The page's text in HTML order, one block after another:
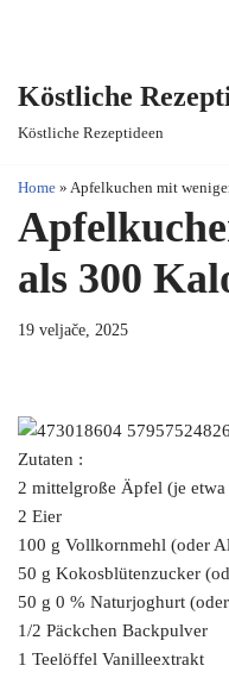
content
Köstliche
Köstliche Rezeptideen
Home » Apfelkuchen mit
als 300
19 veljače, 2025
Zutaten :
2 mittelgroße Äpfel (je
2 Eier
100 g Vollkornmehl (oder
50 g Kokosblütenzucker
50 g 0 % Naturjoghurt
1/2 Päckchen Backpulver
1 Teelöffel Vanilleextrakt